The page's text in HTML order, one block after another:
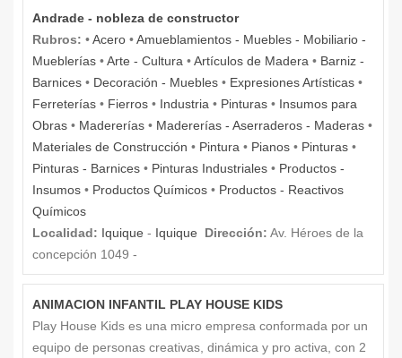
Andrade - nobleza de constructor
Rubros: •Acero •Amueblamientos - Muebles - Mobiliario -
Mueblerías •Arte - Cultura •Artículos de Madera • Barniz -
Barnices • Decoración - Muebles • Expresiones Artísticas •
Ferreterías • Fierros • Industria • Pinturas • Insumos para
Obras • Madererías • Madererías - Aserraderos - Maderas •
Materiales de Construcción • Pintura • Pianos • Pinturas •
Pinturas - Barnices • Pinturas Industriales • Productos -
Insumos • Productos Químicos • Productos - Reactivos
Químicos
Localidad: Iquique - Iquique Dirección: Av. Héroes de la
concepción 1049 -
ANIMACION INFANTIL PLAY HOUSE KIDS
Play House Kids es una micro empresa conformada por un
equipo de personas creativas, dinámica y pro activa, con 2